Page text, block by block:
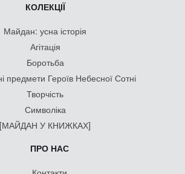
КОЛЕКЦІЇ
Майдан: усна історія
Агітація
Боротьба
предмети Героїв Небесної Сотні
Творчість
Символіка
[МАЙДАН У КНИЖКАХ]
ПРО НАС